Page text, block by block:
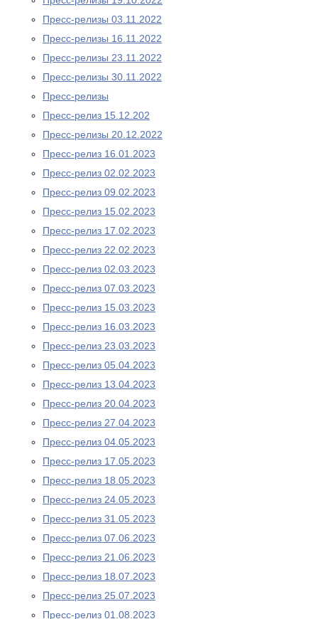
Пресс-релизы 03.11.2022
Пресс-релизы 16.11.2022
Пресс-релизы 23.11.2022
Пресс-релизы 30.11.2022
Пресс-релизы
Пресс-релиз 15.12.202
Пресс-релизы 20.12.2022
Пресс-релиз 16.01.2023
Пресс-релиз 02.02.2023
Пресс-релиз 09.02.2023
Пресс-релиз 15.02.2023
Пресс-релиз 17.02.2023
Пресс-релиз 22.02.2023
Пресс-релиз 02.03.2023
Пресс-релиз 07.03.2023
Пресс-релиз 15.03.2023
Пресс-релиз 16.03.2023
Пресс-релиз 23.03.2023
Пресс-релиз 05.04.2023
Пресс-релиз 13.04.2023
Пресс-релиз 20.04.2023
Пресс-релиз 27.04.2023
Пресс-релиз 04.05.2023
Пресс-релиз 17.05.2023
Пресс-релиз 18.05.2023
Пресс-релиз 24.05.2023
Пресс-релиз 31.05.2023
Пресс-релиз 07.06.2023
Пресс-релиз 21.06.2023
Пресс-релиз 18.07.2023
Пресс-релиз 25.07.2023
Пресс-релиз 01.08.2023